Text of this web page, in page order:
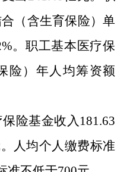
（含生育保险）单
。职工基本医疗保
险） 年人均筹资额
险基金收入 181.63
人均个人缴费标准